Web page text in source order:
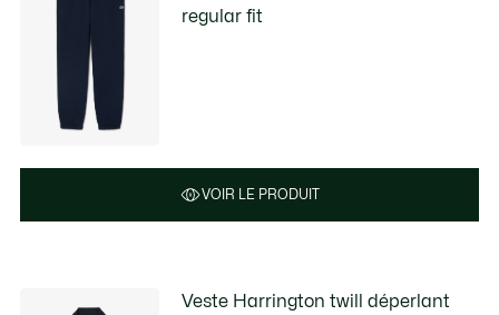
regular fit
VOIR LE PRODUIT
Veste Harrington twill déperlant